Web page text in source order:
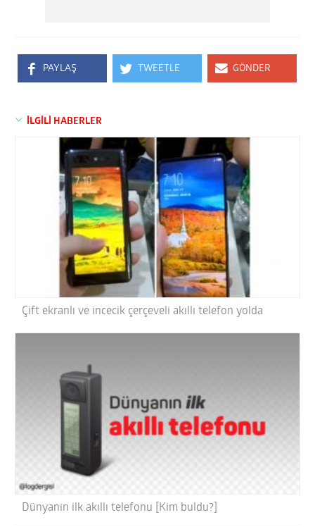
PAYLAŞ TWEETLE GÖNDER
İLGİLİ HABERLER
Çift ekranlı ve incecik çerçeveli akıllı telefon yolda
Dünyanın ilk akıllı telefonu [Kim buldu?]